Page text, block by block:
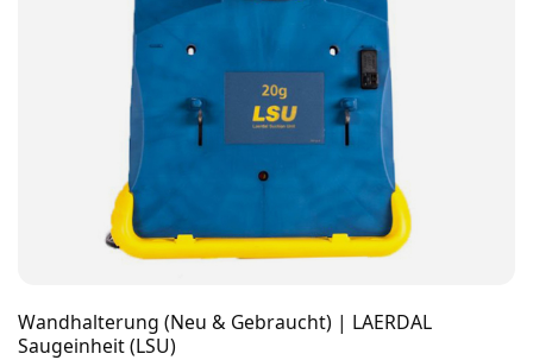
Wandhalterung (Neu & Gebraucht) | LAERDAL
Saugeinheit (LSU)